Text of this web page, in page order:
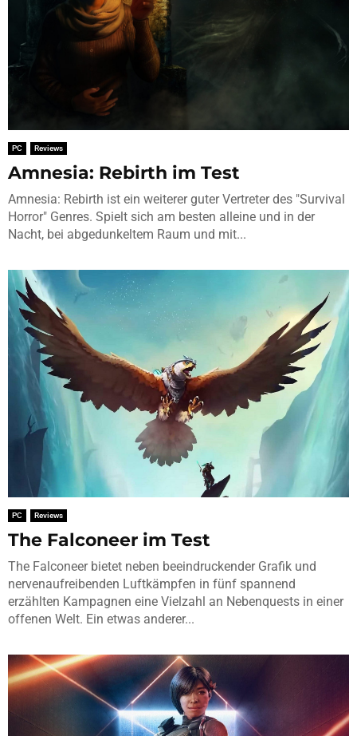
PC Reviews
Amnesia: Rebirth im Test
Amnesia: Rebirth ist ein weiterer guter Vertreter des "Survival
Horror" Genres. Spielt sich am besten alleine und in der
Nacht, bei abgedunkeltem Raum und mit...
PC Reviews
The Falconeer im Test
The Falconeer bietet neben beeindruckender Grafik und
nervenaufreibenden Luftkämpfen in fünf spannend
erzählten Kampagnen eine Vielzahl an Nebenquests in einer
offenen Welt. Ein etwas anderer...